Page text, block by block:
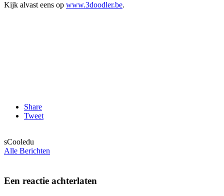
Kijk alvast eens op www.3doodler.be.
Share
Tweet
sCooledu
Alle Berichten
Een reactie achterlaten